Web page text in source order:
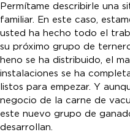
Permítame describirle una
familiar. En este caso,
usted ha hecho todo el
su próximo grupo de
heno se ha distribuido, el
instalaciones se ha
listos para empezar. Y
negocio de la carne de
este nuevo grupo de
desarrollan.